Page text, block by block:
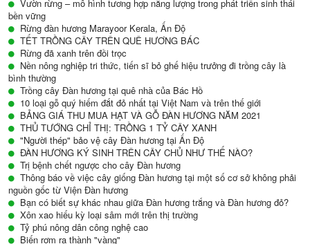
Vườn rừng – mô hình tương hợp năng lượng trong phát triển sinh thái
bền vững
Rừng đàn hương Marayoor Kerala, Ấn Độ
TẾT TRỒNG CÂY TRÊN QUÊ HƯƠNG BÁC
Rừng đã xanh trên đồi trọc
Nền nông nghiệp tri thức, tiến sĩ bỏ ghế hiệu trưởng đi trồng cây là
bình thường
Trồng cây Đàn hương tại quê nhà của Bác Hồ
10 loại gỗ quý hiếm đắt đỏ nhất tại Việt Nam và trên thế giới
BẢNG GIÁ THU MUA HẠT VÀ GỖ ĐÀN HƯƠNG NĂM 2021
THỦ TƯỚNG CHỈ THỊ: TRỒNG 1 TỶ CÂY XANH
"Người thép" bảo vệ cây Đàn hương tại Ấn Độ
ĐÀN HƯƠNG KÝ SINH TRÊN CÂY CHỦ NHƯ THẾ NÀO?
Trị bệnh chết ngược cho cây Đàn hương
Thông báo về việc cây giống Đàn hương tại một số cơ sở không phải
nguồn gốc từ Viện Đàn hương
Bạn có biết sự khác nhau giữa Đàn hương trắng và Đàn hương đỏ?
Xôn xao hiếu kỳ loại sâm mới trên thị trường
Tỷ phú nông dân công nghệ cao
Biến rơm rạ thành "vàng"